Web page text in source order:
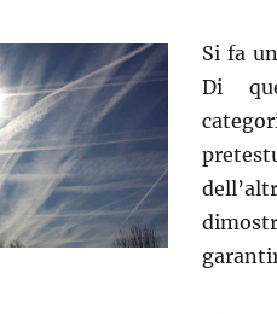
Si fa
Di